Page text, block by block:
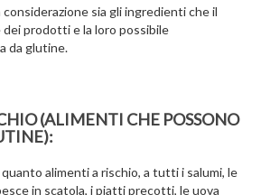
sia gli ingredienti che il
dei prodotti e la loro possibile
da glutine.
(ALIMENTI CHE POSSONO
alimenti a rischio, a tutti i salumi, le
in scatola, i piatti precotti, le uova